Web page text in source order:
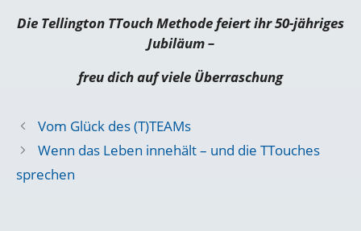
Die Tellington TTouch Methode feiert ihr 50-jähriges
Jubiläum –
freu dich auf viele Überraschung
Vom Glück des (T)TEAMs
Wenn das Leben innehält – und die TTouches
sprechen